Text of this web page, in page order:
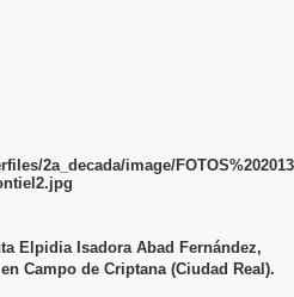
Elpidia Isadora Abad Fernández,
Campo de Criptana (Ciudad Real).